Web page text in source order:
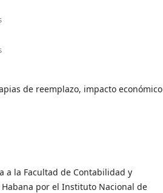
de reemplazo, impacto económico
a la Facultad de Contabilidad y
por el Instituto Nacional de